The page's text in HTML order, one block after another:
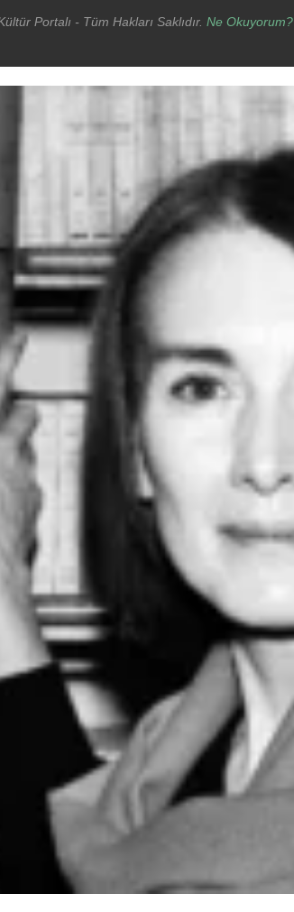
Portalı - Tüm Hakları Saklıdır. Ne Okuyorum?